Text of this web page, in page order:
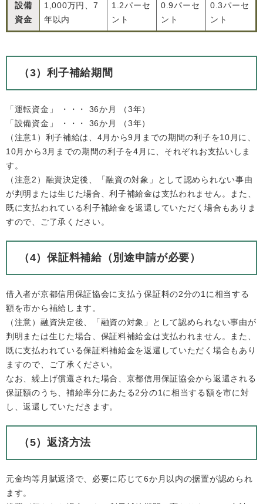
設備
資金
1,000万円、7
年以内
1.2パーセ
ント
0.9パーセ
ント
0.3パーセ
ント
（3）利子補給期間
「運転資金」 ・・・ 36か月 （3年）
「設備資金」 ・・・ 36か月 （3年）
（注意1）利子補給は、4月から9月までの期間の利子を10月に、
10月から3月までの期間の利子を4月に、それぞれお支払いしま
す。
（注意2）融資決定後、「融資の対象」として認められない事由
が判明または生じた場合、利子補給金は支払われません。また、
既に支払われている利子補給金を返還していただく場合もありま
すので、ご了承ください。
（4）保証料補給（別途申請が必要）
借入者が京都信用保証協会に支払う保証料の2分の1に相当する
額を市から補給します。
（注意）融資決定後、「融資の対象」として認められない事由が
判明または生じた場合、保証料補給金は支払われません。また、
既に支払われている保証料補給金を返還していただく場合もあり
ますので、ご了承ください。
なお、繰上げ償還された場合、京都信用保証協会から返還される
保証額のうち、補給率分にあたる2分の1に相当する額を市に対
し、返還していただきます。
（5）返済方法
元金均等月賦返済で、必要に応じて6か月以内の据置が認められ
ます。